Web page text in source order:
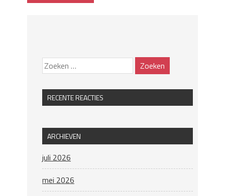
RECENTE REACTIES
ARCHIEVEN
juli 2026
mei 2026